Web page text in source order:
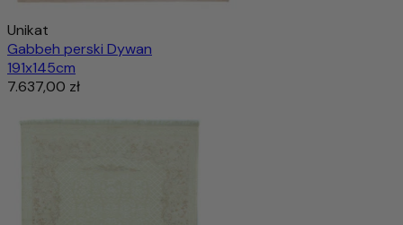
Unikat
Gabbeh perski Dywan
191x145cm
7.637,00 zł